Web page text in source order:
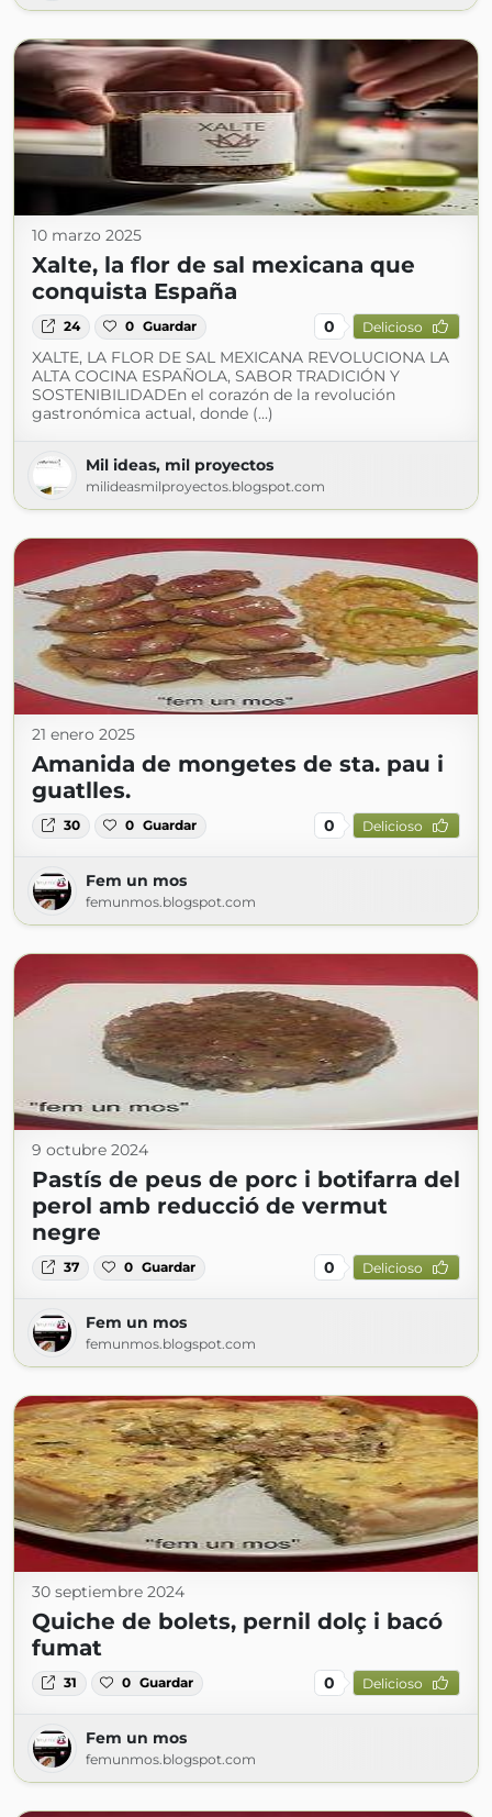
10 marzo 2025
Xalte, la flor de sal mexicana que
conquista España
24 0 Guardar 0 Delicioso
XALTE, LA FLOR DE SAL MEXICANA REVOLUCIONA LA
ALTA COCINA ESPAÑOLA, SABOR TRADICIÓN Y
SOSTENIBILIDADEn el corazón de la revolución
gastronómica actual, donde (...)
Mil ideas, mil proyectos
milideasmilproyectos.blogspot.com
21 enero 2025
Amanida de mongetes de sta. pau i
guatlles.
30 0 Guardar 0 Delicioso
Fem un mos
femunmos.blogspot.com
9 octubre 2024
Pastís de peus de porc i botifarra del
perol amb reducció de vermut
negre
37 0 Guardar 0 Delicioso
Fem un mos
femunmos.blogspot.com
30 septiembre 2024
Quiche de bolets, pernil dolç i bacó
fumat
31 0 Guardar 0 Delicioso
Fem un mos
femunmos.blogspot.com